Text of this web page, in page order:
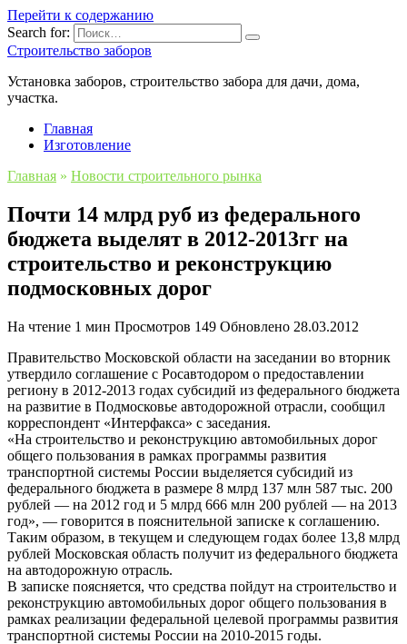
Перейти к содержанию
Search for:
Строительство заборов
Установка заборов, строительство забора для дачи, дома,
участка.
Главная
Изготовление
Главная » Новости строительного рынка
Почти 14 млрд руб из федерального
бюджета выделят в 2012-2013гг на
строительство и реконструкцию
подмосковных дорог
На чтение 1 мин Просмотров 149 Обновлено 28.03.2012
Правительство Московской области на заседании во вторник
утвердило соглашение с Росавтодором о предоставлении
региону в 2012-2013 годах субсидий из федерального бюджета
на развитие в Подмосковье автодорожной отрасли, сообщил
корреспондент «Интерфакса» с заседания.
«На строительство и реконструкцию автомобильных дорог
общего пользования в рамках программы развития
транспортной системы России выделяется субсидий из
федерального бюджета в размере 8 млрд 137 млн 587 тыс. 200
рублей — на 2012 год и 5 млрд 666 млн 200 рублей — на 2013
год», — говорится в пояснительной записке к соглашению.
Таким образом, в текущем и следующем годах более 13,8 млрд
рублей Московская область получит из федерального бюджета
на автодорожную отрасль.
В записке поясняется, что средства пойдут на строительство и
реконструкцию автомобильных дорог общего пользования в
рамках реализации федеральной целевой программы развития
транспортной системы России на 2010-2015 годы.